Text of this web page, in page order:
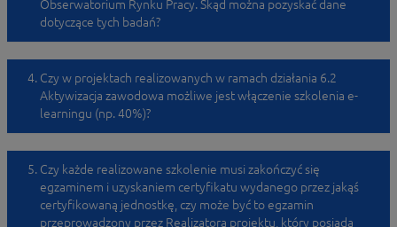
Obserwatorium Rynku Pracy. Skąd można pozyskać dane
dotyczące tych badań?
Czy w projektach realizowanych w ramach działania 6.2
Aktywizacja zawodowa możliwe jest włączenie szkolenia e-
learningu (np. 40%)?
Czy każde realizowane szkolenie musi zakończyć się
egzaminem i uzyskaniem certyfikatu wydanego przez jakąś
certyfikowaną jednostkę, czy może być to egzamin
przeprowadzony przez Realizatora projektu, który posiada